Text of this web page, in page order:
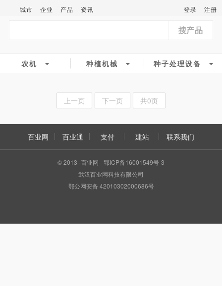
城市 企业 产品 资讯 登录 注册
搜产品
农机 种植机械 种子处理设备
上一页 下一页 共0页
百业网 百业通 支付 建站 联系我们
© 2013 -百业网- 鄂ICP备16001549号-3
武汉百业网科技有限公司
鄂公网安备 42010302000686号